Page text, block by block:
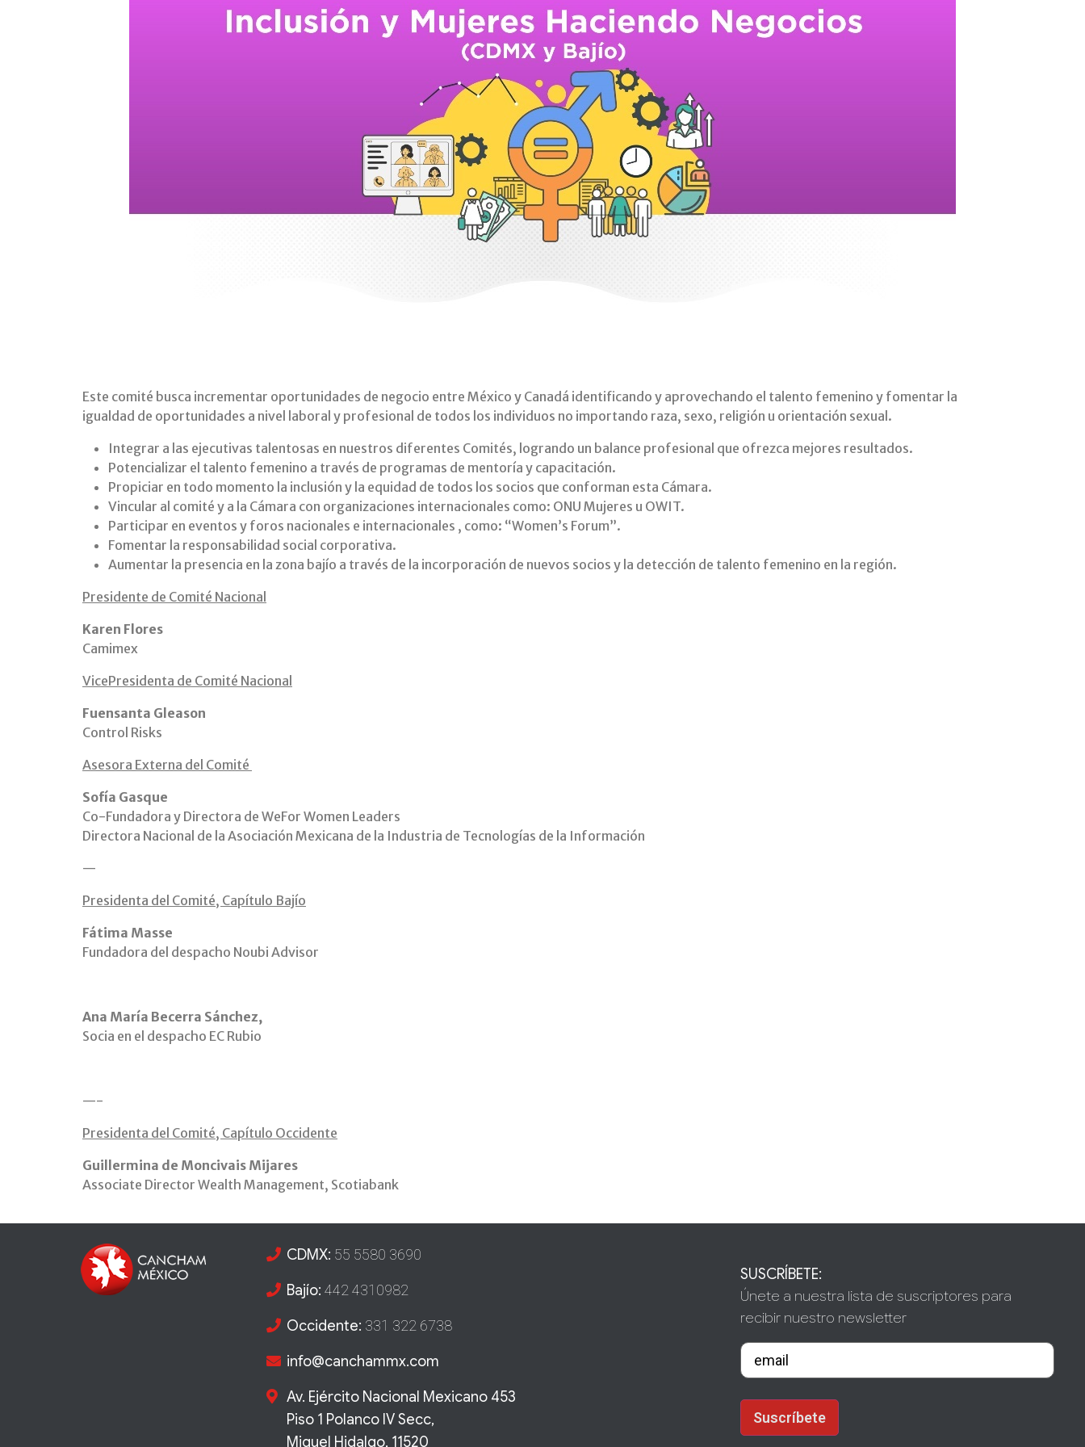
Este comité busca incrementar oportunidades de negocio entre México y Canadá identificando y aprovechando el talento femenino y fomentar la
igualdad de oportunidades a nivel laboral y profesional de todos los individuos no importando raza, sexo, religión u orientación sexual.
Integrar a las ejecutivas talentosas en nuestros diferentes Comités, logrando un balance profesional que ofrezca mejores resultados.
Potencializar el talento femenino a través de programas de mentoría y capacitación.
Propiciar en todo momento la inclusión y la equidad de todos los socios que conforman esta Cámara.
Vincular al comité y a la Cámara con organizaciones internacionales como: ONU Mujeres u OWIT.
Participar en eventos y foros nacionales e internacionales , como: “Women’s Forum”.
Fomentar la responsabilidad social corporativa.
Aumentar la presencia en la zona bajío a través de la incorporación de nuevos socios y la detección de talento femenino en la región.
Presidente de Comité Nacional
Karen Flores
Camimex
VicePresidenta de Comité Nacional
Fuensanta Gleason
Control Risks
Asesora Externa del Comité
Sofía Gasque
Co-Fundadora y Directora de WeFor Women Leaders
Directora Nacional de la Asociación Mexicana de la Industria de Tecnologías de la Información
—
Presidenta del Comité, Capítulo Bajío
Fátima Masse
Fundadora del despacho Noubi Advisor
Ana María Becerra Sánchez,
Socia en el despacho EC Rubio
—-
Presidenta del Comité, Capítulo Occidente
Guillermina de Moncivais Mijares
Associate Director Wealth Management, Scotiabank
CDMX: 55 5580 3690
Bajío: 442 4310982
Occidente: 331 322 6738
info@canchammx.com
Av. Ejército Nacional Mexicano 453
Piso 1 Polanco IV Secc,
Miguel Hidalgo, 11520
SUSCRÍBETE:
Únete a nuestra lista de suscriptores para
recibir nuestro newsletter